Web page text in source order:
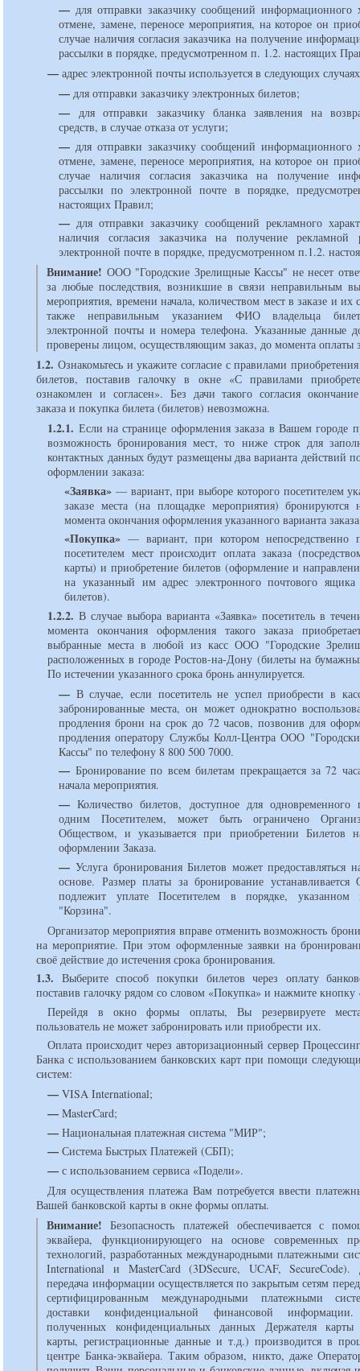
— для отправки заказчику сообщений информационного
отмене, замене, переносе мероприятия, на которое он
случае наличия согласия заказчика на получение
рассылки в порядке, предусмотренном п. 1.2. настоящих
— адрес электронной почты используется в следующих
— для отправки заказчику электронных билетов;
— для отправки заказчику бланка заявления на
средств, в случае отказа от услуги;
— для отправки заказчику сообщений информационного
отмене, замене, переносе мероприятия, на которое он
случае наличия согласия заказчика на получение
рассылки по электронной почте в порядке,
настоящих Правил;
— для отправки заказчику сообщений рекламного
наличия согласия заказчика на получение рекламной
электронной почте в порядке, предусмотренном п.1.2.
Внимание! ООО "Городские Зрелищные Кассы" не несет
за любые последствия, возникшие в связи неправильным
мероприятия, времени начала, количеством мест в заказе и их
также неправильным указанием ФИО владельца
электронной почты и номера телефона. Указанные данные
проверены лицом, осуществляющим заказ, до момента оплаты
1.2. Ознакомьтесь и укажите согласие с правилами
билетов, поставив галочку в окне «С правилами
ознакомлен и согласен». Без дачи такого согласия
заказа и покупка билета (билетов) невозможна.
1.2.1. Если на странице оформления заказа в Вашем городе
возможность бронирования мест, то ниже строк для
контактных данных будут размещены два варианта действий
оформлении заказа:
«Заявка»
вариант, при выборе которого посетителем
заказе места (на площадке мероприятия)
момента окончания оформления указанного варианта
«Покупка»
вариант, при котором непосредственно
посетителем мест происходит оплата заказа
карты) и приобретение билетов (оформление и
на указанный им адрес электронного почтового ящика
билетов).
1.2.2. В случае выбора варианта «Заявка» посетитель в
момента окончания оформления такого заказа
выбранные места в любой из касс ООО "Городские
расположенных в городе Ростов-на-Дону (билеты на
По истечении указанного срока бронь аннулируется.
— В случае, если посетитель не успел приобрести в
забронированные места, он может однократно
продления брони на срок до 72 часов, позвонив для
продления оператору Службы Колл-Центра ООО
Кассы" по телефону 8 800 500 7000.
— Бронирование по всем билетам прекращается за 72
начала мероприятия.
— Количество билетов, доступное для одновременного
одним Посетителем, может быть ограничено
Обществом, и указывается при приобретении Билетов
оформлении Заказа.
— Услуга бронирования Билетов может предоставляться
основе. Размер платы за бронирование
подлежит уплате Посетителем в порядке, указанном
"Корзина".
Организатор мероприятия вправе отменить возможность
на мероприятие. При этом оформленные заявки на
своё действие до истечения срока бронирования.
1.3. Выберите способ покупки билетов через оплату
поставив галочку рядом со словом «Покупка» и нажмите кнопку
Перейдя в окно формы оплаты, Вы резервируете
пользователь не может забронировать или приобрести их.
Оплата происходит через авторизационный сервер
Банка с использованием банковских карт при помощи
систем:
— VISA International;
— MasterCard;
— Национальная платежная система "МИР";
— Система Быстрых Платежей (СБП);
— с использованием сервиса «Подели».
Для осуществления платежа Вам потребуется ввести
Вашей банковской карты в окне формы оплаты.
Внимание! Безопасность платежей обеспечивается с
эквайера, функционирующего на основе современных
технологий, разработанных международными платежными
International и MasterCard (3DSecure, UCAF, SecureCode).
передача информации осуществляется по закрытым сетям
сертифицированным международными платежными
доставки конфиденциальной финансовой информации.
полученных конфиденциальных данных Держателя карты
карты, регистрационные данные и т.д.) производится в
центре Банка-эквайера. Таким образом, никто, даже